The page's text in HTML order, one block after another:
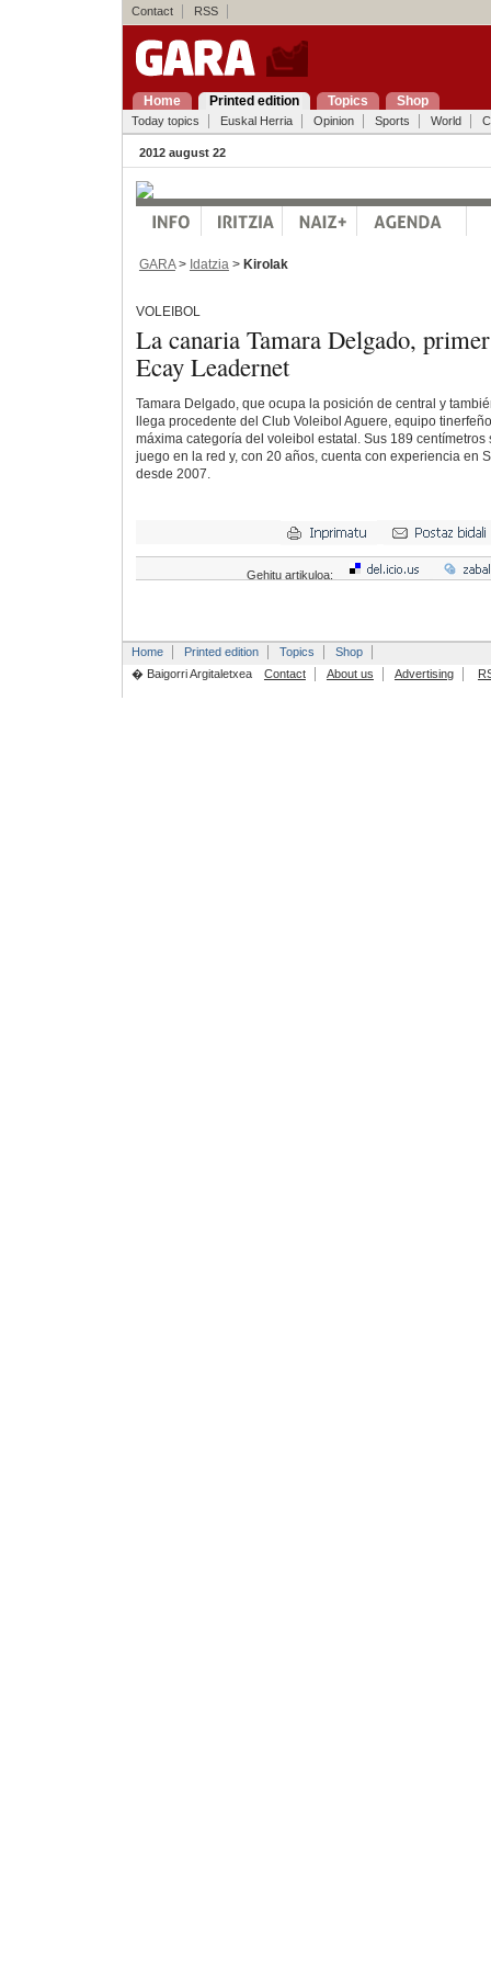
Contact RSS
Home Printed edition Topics Shop
Today topics Euskal Herria Opinion Sports World
2012 august 22
GARA> Idatzia > Kirolak
VOLEIBOL
La canaria Tamara Delgado,
Ecay Leadernet
Tamara Delgado, que ocupa la posición de central y
llega procedente del Club Voleibol Aguere, equipo
máxima categoría del voleibol estatal. Sus 189
juego en la red y, con 20 años, cuenta con experiencia en
desde 2007.
Gehitu artikuloa:
Home Printed edition Topics
Shop
� Baigorri Argitaletxea
Contact About us Advertising